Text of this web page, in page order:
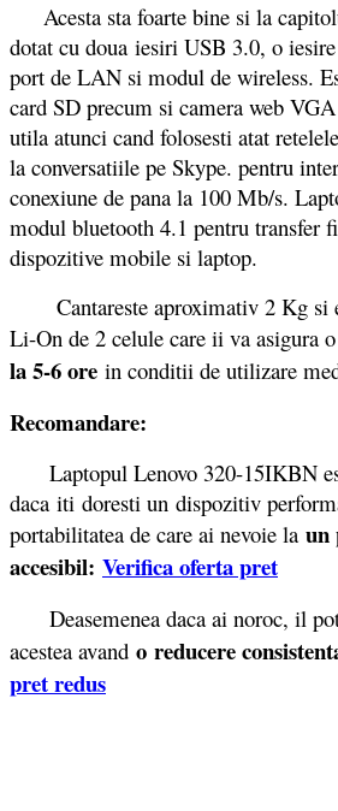
Acesta sta foarte bine si la
dotat cu doua iesiri USB 3.0, o
port de LAN si modul de wireless.
card SD precum si camera web
utila atunci cand folosesti atat
la conversatiile pe Skype. pentru
conexiune de pana la 100 Mb/s.
modul bluetooth 4.1 pentru transfer
dispozitive mobile si laptop.
Cantareste aproximativ 2 Kg si
Li-On de 2 celule care ii va asigura o
la 5-6 ore in conditii de utilizare
Recomandare:
Laptopul Lenovo 320-15IKBN
daca iti doresti un dispozitiv
portabilitatea de care ai nevoie la un
accesibil: Verifica oferta pret
Deasemenea daca ai noroc, il
acestea avand o reducere
pret redus